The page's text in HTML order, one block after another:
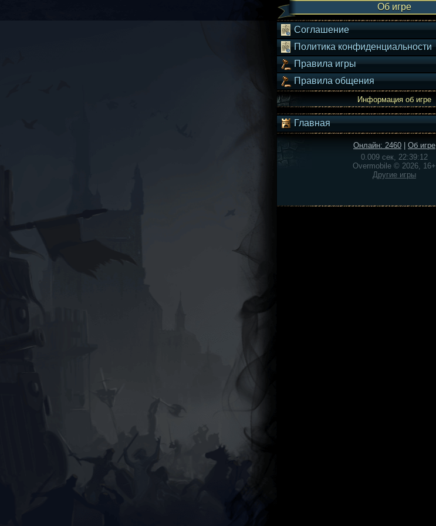
Об игре
Соглашение
Политика конфиденциальности
Правила игры
Правила общения
Информация об игре
Главная
Онлайн: 2460
Об игре
0.009 сек, 22:39:12
Overmobile © 2026, 16+
Другие игры